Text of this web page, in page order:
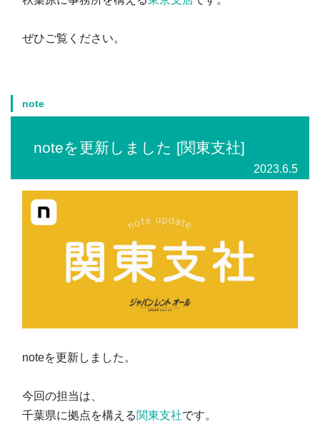
ぜひご覧ください。
2023.6.5
note
noteを更新しました [関東支社]
noteを更新しました。
今回の担当は、
千葉県に拠点を構える関東支社です。